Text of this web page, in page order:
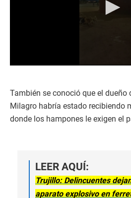
c
n
d
s
También se conoció que el dueño
Milagro habría estado recibiendo
donde los hampones le exigen el
LEER AQUÍ:
Trujillo: Delincuentes
aparato explosivo en